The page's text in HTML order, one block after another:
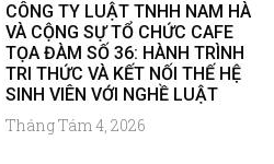
CÔNG TY LUẬT TNHH NAM HÀ
VÀ CỘNG SỰ TỔ CHỨC CAFE
TỌA ĐÀM SỐ 36: HÀNH TRÌNH
TRI THỨC VÀ KẾT NỐI THẾ HỆ
SINH VIÊN VỚI NGHỀ LUẬT
Tháng Tám 4, 2026